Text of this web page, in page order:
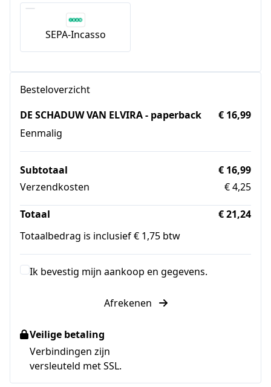
SEPA-Incasso
Besteloverzicht
DE SCHADUW VAN ELVIRA - paperback
Eenmalig
€ 16,99
Subtotaal
€ 16,99
Verzendkosten
€ 4,25
Totaal
€ 21,24
Totaalbedrag is inclusief € 1,75 btw
Ik bevestig mijn aankoop en gegevens.
Afrekenen
Veilige betaling
Verbindingen zijn
versleuteld met SSL.